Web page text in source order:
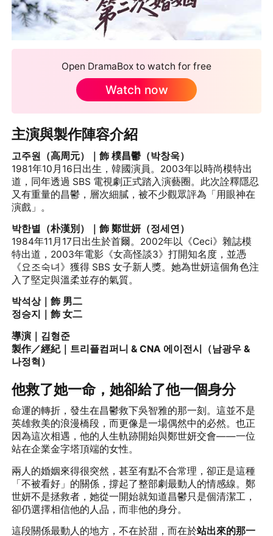
Open DramaBox to watch for free
Watch now
主演與製作陣容介紹
고주원（高周元）｜飾 樸昌鬱（박창욱）
1981年10月16日出生，韓國演員。2003年以時尚模特出
道，同年透過 SBS 電視劇正式踏入演藝圈。此次詮釋隱忍
又有重量的昌鬱，層次細膩，被不少觀眾評為「用眼神在
演戲」。
박한별（朴漢別）｜飾 鄭世妍（정세연）
1984年11月17日出生於首爾。2002年以《Ceci》雜誌模
特出道，2003年電影《女高怪談3》打開知名度，並憑
《요조숙녀》獲得 SBS 女子新人獎。她為世妍這個角色注
入了堅定與溫柔並存的氣質。
박석상｜飾 男二
정승지｜飾 女二
導演｜김형준
製作／經紀｜트리플컴퍼니 & CNA 에이전시（남광우 &
나정혁）
他救了她一命，她卻給了他一個身分
命運的轉折，發生在昌鬱救下吳智雅的那一刻。這並不是
英雄救美的浪漫橋段，而更像是一場偶然中的必然。也正
因為這次相遇，他的人生軌跡開始與鄭世妍交會——一位
站在企業金字塔頂端的女性。
兩人的婚姻來得很突然，甚至有點不合常理，卻正是這種
「不被看好」的關係，撐起了整部劇最動人的情感線。鄭
世妍不是拯救者，她從一開始就知道昌鬱只是個清潔工，
卻仍選擇相信他的人品，而非他的身分。
這段關係最動人的地方，不在於甜，而在於站出來的那一